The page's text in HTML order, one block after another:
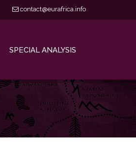
contact@eurafrica.info
SPECIAL ANALYSIS